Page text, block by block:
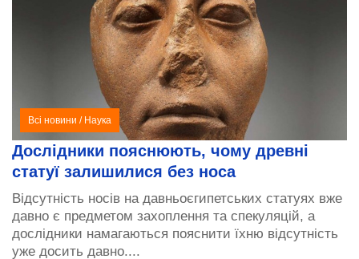
Всі новини / Наука
Дослідники пояснюють, чому древні
статуї залишилися без носа
Відсутність носів на давньоєгипетських статуях вже
давно є предметом захоплення та спекуляцій, а
дослідники намагаються пояснити їхню відсутність
уже досить давно....